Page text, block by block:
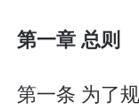
第一章 总则
第一条 为了